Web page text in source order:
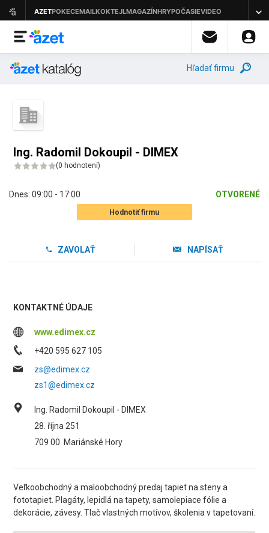
Hľadať firmu
Ing. Radomil Dokoupil - DIMEX
(0 hodnotení)
Dnes: 09:00 - 17:00 OTVORENÉ
Hodnotiť firmu
ZAVOLAŤ NAPÍSAŤ
KONTAKTNÉ ÚDAJE
www.edimex.cz
+420 595 627 105
zs@edimex.cz
zs1@edimex.cz
Ing. Radomil Dokoupil - DIMEX
28. října 251
709 00 Mariánské Hory
Veľkoobchodný a maloobchodný predaj tapiet na steny a
fototapiet. Plagáty, lepidlá na tapety, samolepiace fólie a
dekorácie, závesy. Tlač vlastných motívov, školenia v tapetovaní.